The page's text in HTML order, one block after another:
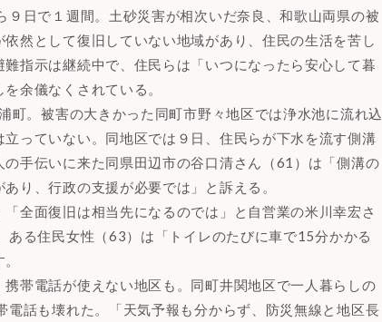
日で１週間。土砂災害が相次いだ奈良、和歌山両県の被
然として復旧していない地域があり、住民の生活を苦し
指示は継続中で、住民らは「いつになったら安心して暮
余儀なくされている。
町。被害の大きかった同町市野々地区では浄水池に流れ込
っていない。同地区では９日、住民らが下水を流す側溝
手伝いに来た同県田辺市の谷口清さん（61）は「側溝の
り、行政の支援が必要では」と訴える。
全面復旧は相当先になるのでは」と自営業の米川幸宏さ
ある住民女性（63）は「トイレのたびに車で15分かかる
帯電話が使えない地区も。同町井関地区で一人暮らしの
話も壊れた。「天気予報も分からず、防災無線と地区長